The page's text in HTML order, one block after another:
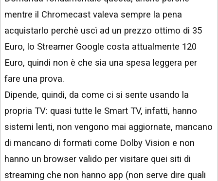
mentre il Chromecast valeva sempre la pena
acquistarlo perchè uscì ad un prezzo ottimo di 35
Euro, lo Streamer Google costa attualmente 120
Euro, quindi non è che sia una spesa leggera per
fare una prova.
Dipende, quindi, da come ci si sente usando la
propria TV: quasi tutte le Smart TV, infatti, hanno
sistemi lenti, non vengono mai aggiornate, mancano
di mancano di formati come Dolby Vision e non
hanno un browser valido per visitare quei siti di
streaming che non hanno app (non serve dire quali